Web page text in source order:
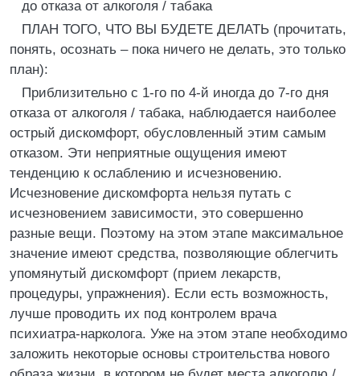
до отказа от алкоголя / табака
ПЛАН ТОГО, ЧТО ВЫ БУДЕТЕ ДЕЛАТЬ (прочитать,
понять, осознать – пока ничего не делать, это только
план):
Приблизительно с 1-го по 4-й иногда до 7-го дня
отказа от алкоголя / табака, наблюдается наиболее
острый дискомфорт, обусловленный этим самым
отказом. Эти неприятные ощущения имеют
тенденцию к ослаблению и исчезновению.
Исчезновение дискомфорта нельзя путать с
исчезновением зависимости, это совершенно
разные вещи. Поэтому на этом этапе максимальное
значение имеют средства, позволяющие облегчить
упомянутый дискомфорт (прием лекарств,
процедуры, упражнения). Если есть возможность,
лучше проводить их под контролем врача
психиатра-нарколога. Уже на этом этапе необходимо
заложить некоторые основы строительства нового